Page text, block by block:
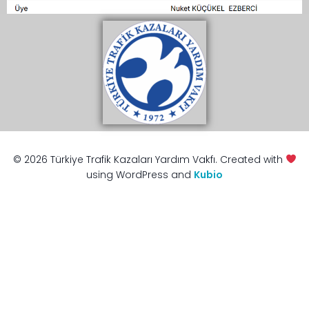
© 2026 Türkiye Trafik Kazaları Yardım Vakfı. Created with
using WordPress and Kubio